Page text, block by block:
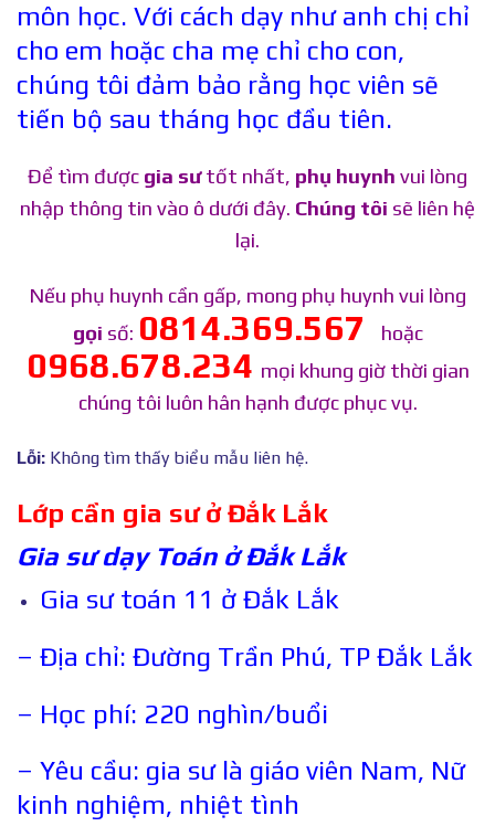
môn học. Với cách dạy như anh chị chỉ
cho em hoặc cha mẹ chỉ cho con,
chúng tôi đảm bảo rằng học viên sẽ
tiến bộ sau tháng học đầu tiên.
Để tìm được gia sưtốt nhất, phụ huynh vui lòng
nhập thông tin vào ô dưới đây. Chúng tôi sẽ liên hệ
lại.
Nếu phụ huynh cần gấp, mong phụ huynh vui lòng
gọi số: 0814.369.567 hoặc
0968.678.234 mọi khung giờ thời gian
chúng tôi luôn hân hạnh được phục vụ.
Lỗi: Không tìm thấy biểu mẫu liên hệ.
Lớp cần gia sư ở Đắk Lắk
Gia sư dạy Toán ở Đắk Lắk
Gia sư toán 11 ở Đắk Lắk
– Địa chỉ: Đường Trần Phú, TP Đắk Lắk
– Học phí: 220 nghìn/buổi
– Yêu cầu: gia sư là giáo viên Nam, Nữ
kinh nghiệm, nhiệt tình